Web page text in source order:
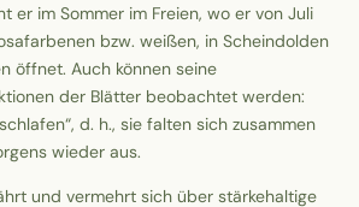
er im Sommer im Freien, wo er von Juli
bzw. weißen, in Scheindolden
öffnet. Auch können seine
der Blätter beobachtet werden:
d. h., sie falten sich zusammen
wieder aus.
und vermehrt sich über stärkehaltige